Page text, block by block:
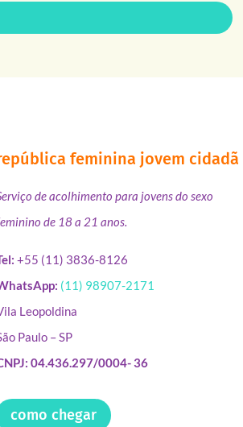
feminina jovem cidadã
de acolhimento para jovens do sexo
de 18 a 21 anos.
+55 (11) 3836-8126
(11) 98907-2171
Leopoldina
Paulo – SP
04.436.297/0004- 36
como chegar